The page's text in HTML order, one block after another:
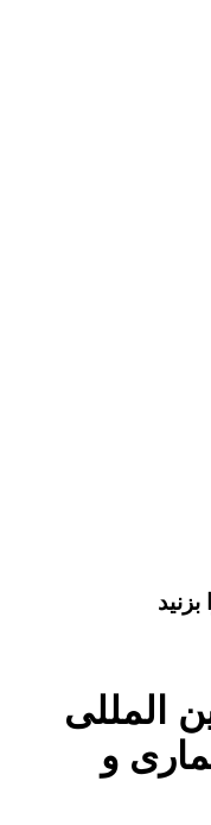
المللی
و